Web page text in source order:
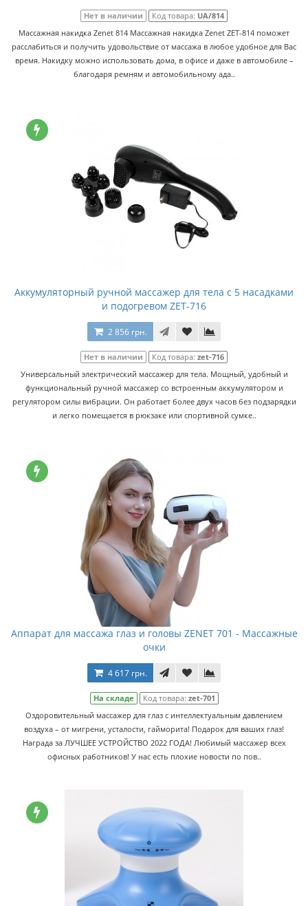
Нет в наличии Код товара: UA/814
Массажная накидка Zenet 814 Массажная накидка Zenet ZET-814 поможет
расслабиться и получить удовольствие от массажа в любое удобное для Вас
время. Накидку можно использовать дома, в офисе и даже в автомобиле –
благодаря ремням и автомобильному ада..
Аккумуляторный ручной массажер для тела с 5 насадками
и подогревом ZET-716
2 856 грн.
Нет в наличии Код товара: zet-716
Универсальный электрический массажер для тела. Мощный, удобный и
функциональный ручной массажер со встроенным аккумулятором и
регулятором силы вибрации. Он работает более двух часов без подзарядки
и легко помещается в рюкзаке или спортивной сумке..
Аппарат для массажа глаз и головы ZENET 701 - Массажные
очки
4 617 грн.
На складе Код товара: zet-701
Оздоровительный массажер для глаз с интеллектуальным давлением
воздуха – от мигрени, усталости, гайморита! Подарок для ваших глаз!
Награда за ЛУЧШЕЕ УСТРОЙСТВО 2022 ГОДА! Любимый массажер всех
офисных работников! У нас есть плохие новости по пов..